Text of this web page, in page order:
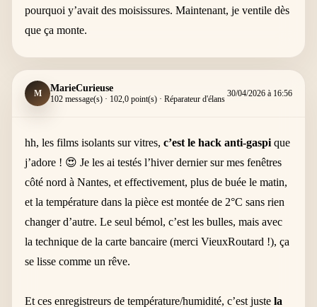
pourquoi y’avait des moisissures. Maintenant, je ventile dès
que ça monte.
M MarieCurieuse
102 message(s) · 102,0 point(s) · Réparateur d'élans
30/04/2026 à 16:56
hh, les films isolants sur vitres,c’est le hack anti-gaspi que
j’adore ! 😍 Je les ai testés l’hiver dernier sur mes fenêtres
côté nord à Nantes, et effectivement, plus de buée le matin,
et la température dans la pièce est montée de 2°C sans rien
changer d’autre. Le seul bémol, c’est les bulles, mais avec
la technique de la carte bancaire (merci VieuxRoutard !), ça
se lisse comme un rêve.
Et ces enregistreurs de température/humidité, c’est justela